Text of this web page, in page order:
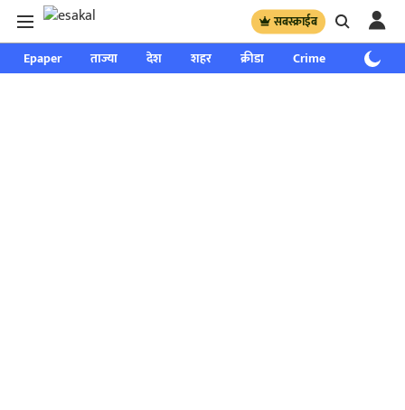
सबस्क्राईब
Epaper ताज्या देश शहर क्रीडा Crime साप्ताहिक